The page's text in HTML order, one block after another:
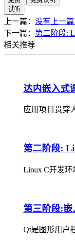
试听
上一篇： 没有上一篇
下一篇： 第二阶段:
相关推荐
达内嵌入式
应用项目贯穿
第二阶段:
Linux C开发环
第三阶段:
Qt是图形用户